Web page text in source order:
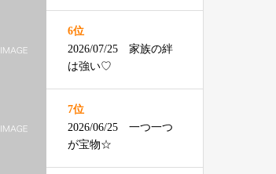
6位
2026/07/25 家族の絆
は強い♡
7位
2026/06/25 一つ一つ
が宝物☆